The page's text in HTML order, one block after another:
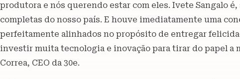
produtora e nós querendo estar com eles. Ivete Sangalo
completas do nosso país. E houve imediatamente uma
perfeitamente alinhados no propósito de entregar
investir muita tecnologia e inovação para tirar do papel a
Correa, CEO da 30e.